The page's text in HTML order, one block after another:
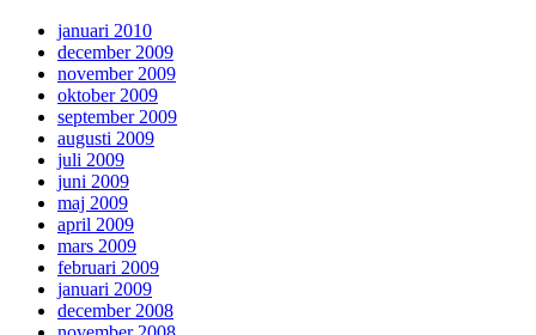
januari 2010
december 2009
november 2009
oktober 2009
september 2009
augusti 2009
juli 2009
juni 2009
maj 2009
april 2009
mars 2009
februari 2009
januari 2009
december 2008